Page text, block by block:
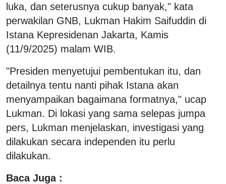
luka, dan seterusnya cukup banyak," kata
perwakilan GNB, Lukman Hakim Saifuddin di
Istana Kepresidenan Jakarta, Kamis
(11/9/2025) malam WIB.
"Presiden menyetujui pembentukan itu, dan
detailnya tentu nanti pihak Istana akan
menyampaikan bagaimana formatnya," ucap
Lukman. Di lokasi yang sama selepas jumpa
pers, Lukman menjelaskan, investigasi yang
dilakukan secara independen itu perlu
dilakukan.
Baca Juga :